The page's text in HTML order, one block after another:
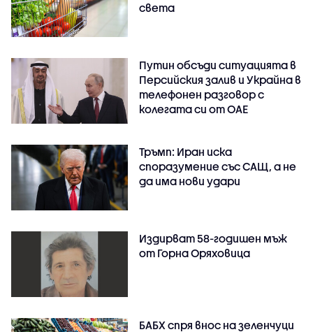
света
Путин обсъди ситуацията в
Персийския залив и Украйна в
телефонен разговор с
колегата си от ОАЕ
Тръмп: Иран иска
споразумение със САЩ, а не
да има нови удари
Издирват 58-годишен мъж
от Горна Оряховица
БАБХ спря внос на зеленчуци